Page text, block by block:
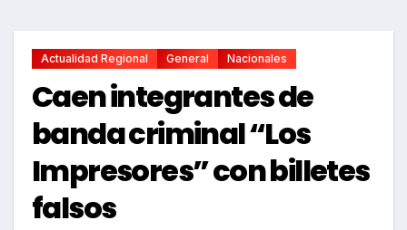
Actualidad Regional General Nacionales
Caen integrantes de
banda criminal “Los
Impresores” con billetes
falsos